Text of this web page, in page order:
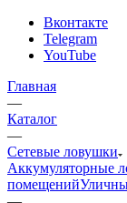
Вконтакте
Telegram
YouTube
Главная
—
Каталог
—
Сетевые ловушки
Аккумуляторные
помещений